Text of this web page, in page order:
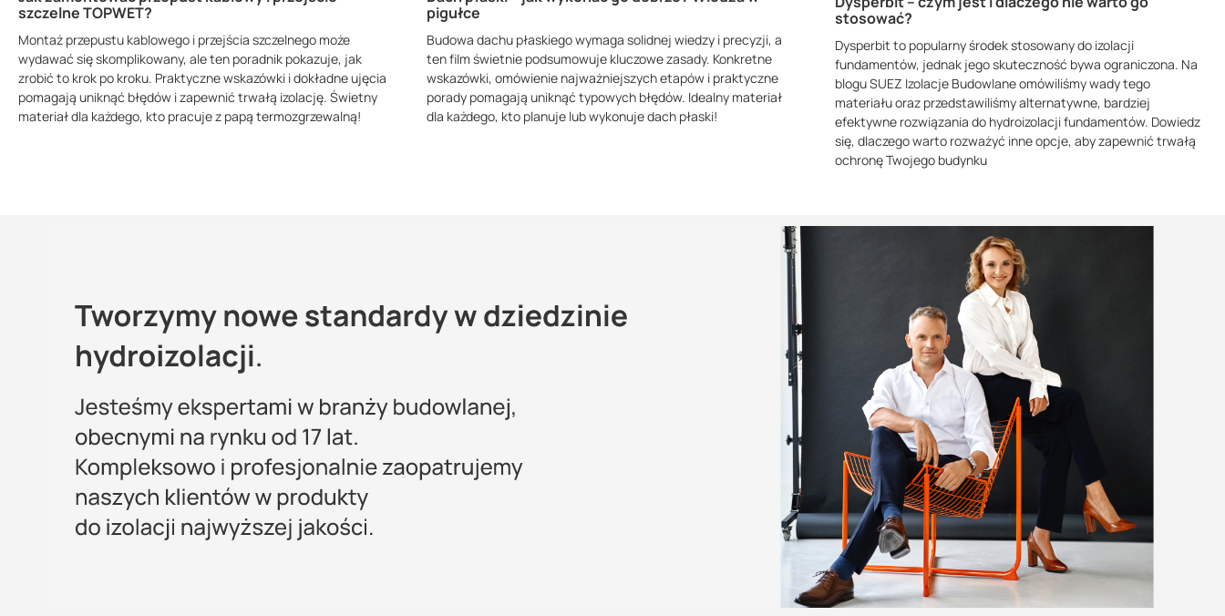
szczelne TOPWET?
Montaż przepustu kablowego i przejścia szczelnego może
wydawać się skomplikowany, ale ten poradnik pokazuje, jak
zrobić to krok po kroku. Praktyczne wskazówki i dokładne ujęcia
pomagają uniknąć błędów i zapewnić trwałą izolację. Świetny
materiał dla każdego, kto pracuje z papą termozgrzewalną!
pigułce
Budowa dachu płaskiego wymaga solidnej wiedzy i precyzji, a
ten film świetnie podsumowuje kluczowe zasady. Konkretne
wskazówki, omówienie najważniejszych etapów i praktyczne
porady pomagają uniknąć typowych błędów. Idealny materiał
dla każdego, kto planuje lub wykonuje dach płaski!
stosować?
Dysperbit to popularny środek stosowany do izolacji
fundamentów, jednak jego skuteczność bywa ograniczona. Na
blogu SUEZ Izolacje Budowlane omówiliśmy wady tego
materiału oraz przedstawiliśmy alternatywne, bardziej
efektywne rozwiązania do hydroizolacji fundamentów. Dowiedz
się, dlaczego warto rozważyć inne opcje, aby zapewnić trwałą
ochronę Twojego budynku